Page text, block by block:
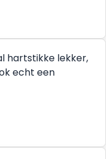
hartstikke lekker,
echt een